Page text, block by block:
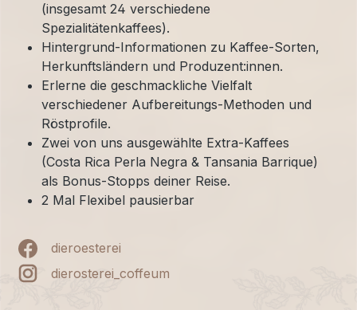
(insgesamt 24 verschiedene
Spezialitätenkaffees).
Hintergrund-Informationen zu Kaffee-Sorten,
Herkunftsländern und Produzent:innen.
Erlerne die geschmackliche Vielfalt
verschiedener Aufbereitungs-Methoden und
Röstprofile.
Zwei von uns ausgewählte Extra-Kaffees
(Costa Rica Perla Negra & Tansania Barrique)
als Bonus-Stopps deiner Reise.
2 Mal Flexibel pausierbar
dieroesterei
dierosterei_coffeum